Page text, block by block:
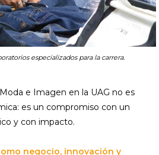
especializados para la carrera.
e Imagen en la UAG no es
es un compromiso con un
y con impacto.
negocio, innovación y